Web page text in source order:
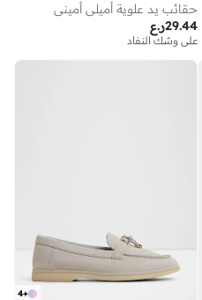
حقائب يد علوية أميلي أميني
ر.ع29.44
على وشك النفاد
+
4